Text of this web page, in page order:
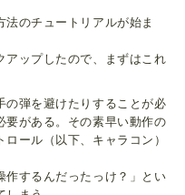
のチュートリアルが始ま
アップしたので、まずはこれ
の弾を避けたりすることが必
要がある。その素早い動作の
ール（以下、キャラコン）
作するんだったっけ？」とい